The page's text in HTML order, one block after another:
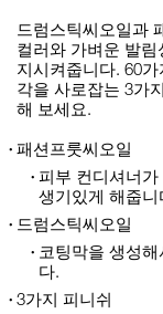
드럼스틱씨오일과
컬러와 가벼운 발
지시켜줍니다. 60
각을 사로잡는 3가
해 보세요.
패션프룻씨오일
피부 컨디셔너
생기있게 해줍니
드럼스틱씨오일
코팅막을 생성
다.
3가지 피니쉬